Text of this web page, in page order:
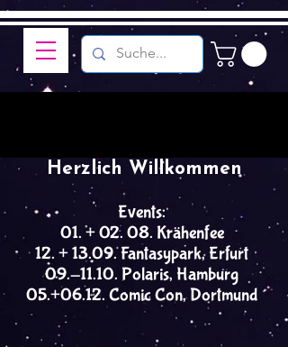
Events:
01. + 02. 08. Krähenfee
12. + 13.09. Fantasypark, Erfurt
09.-11.10. Polaris, Hamburg
05.+06.12. Comic Con, Dortmund
Herzlich Willkommen